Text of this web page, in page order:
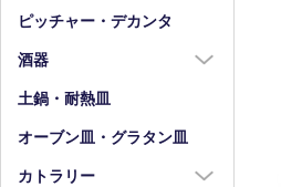
ピッチャー・デカンタ
酒器
酒器全商品
徳利
土鍋・耐熱皿
オーブン皿・グラタン皿
カトラリー